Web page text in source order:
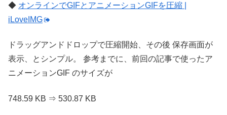
◆ オンラインでGIFとアニメーションGIFを圧縮 |
iLoveIMG
ドラッグアンドドロップで圧縮開始、その後 保存画面が
表示、とシンプル。
参考までに、前回の記事で使ったア
ニメーションGIF のサイズが
748.59 KB ⇒ 530.87 KB